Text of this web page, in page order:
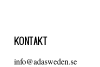
KONTAKT
info@adasweden.se